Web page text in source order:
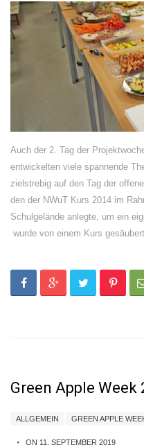
Auch der 2. Tag der
entwickelten viele spannende
zielstrebig auf den Tag der
den der NWuT Kurs 2014 im
Schulgelände anlegte, um ein
wurde von einem Kurs
Green Apple Week
ALLGEMEIN GREEN APPLE
ON 11. SEPTEMBER 2019